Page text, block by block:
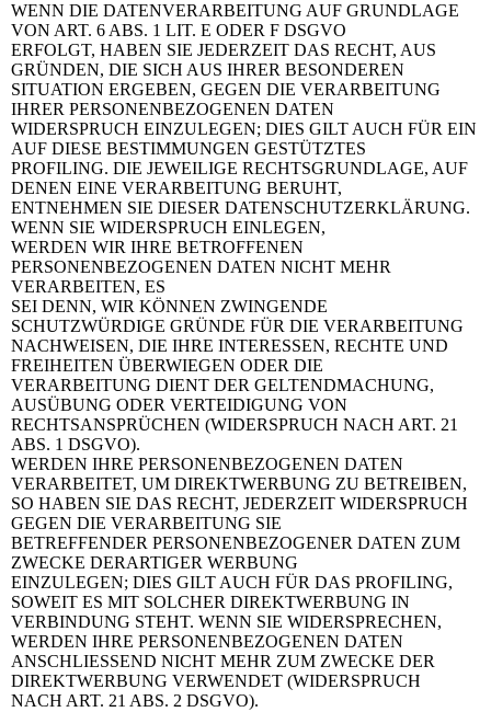
WENN DIE DATENVERARBEITUNG AUF GRUNDLAGE
VON ART. 6 ABS. 1 LIT. E ODER F DSGVO
ERFOLGT, HABEN SIE JEDERZEIT DAS RECHT, AUS
GRÜNDEN, DIE SICH AUS IHRER BESONDEREN
SITUATION ERGEBEN, GEGEN DIE VERARBEITUNG
IHRER PERSONENBEZOGENEN DATEN
WIDERSPRUCH EINZULEGEN; DIES GILT AUCH FÜR EIN
AUF DIESE BESTIMMUNGEN GESTÜTZTES
PROFILING. DIE JEWEILIGE RECHTSGRUNDLAGE, AUF
DENEN EINE VERARBEITUNG BERUHT,
ENTNEHMEN SIE DIESER DATENSCHUTZERKLÄRUNG.
WENN SIE WIDERSPRUCH EINLEGEN,
WERDEN WIR IHRE BETROFFENEN
PERSONENBEZOGENEN DATEN NICHT MEHR
VERARBEITEN, ES
SEI DENN, WIR KÖNNEN ZWINGENDE
SCHUTZWÜRDIGE GRÜNDE FÜR DIE VERARBEITUNG
NACHWEISEN, DIE IHRE INTERESSEN, RECHTE UND
FREIHEITEN ÜBERWIEGEN ODER DIE
VERARBEITUNG DIENT DER GELTENDMACHUNG,
AUSÜBUNG ODER VERTEIDIGUNG VON
RECHTSANSPRÜCHEN (WIDERSPRUCH NACH ART. 21
ABS. 1 DSGVO).
WERDEN IHRE PERSONENBEZOGENEN DATEN
VERARBEITET, UM DIREKTWERBUNG ZU BETREIBEN,
SO HABEN SIE DAS RECHT, JEDERZEIT WIDERSPRUCH
GEGEN DIE VERARBEITUNG SIE
BETREFFENDER PERSONENBEZOGENER DATEN ZUM
ZWECKE DERARTIGER WERBUNG
EINZULEGEN; DIES GILT AUCH FÜR DAS PROFILING,
SOWEIT ES MIT SOLCHER DIREKTWERBUNG IN
VERBINDUNG STEHT. WENN SIE WIDERSPRECHEN,
WERDEN IHRE PERSONENBEZOGENEN DATEN
ANSCHLIESSEND NICHT MEHR ZUM ZWECKE DER
DIREKTWERBUNG VERWENDET (WIDERSPRUCH
NACH ART. 21 ABS. 2 DSGVO).